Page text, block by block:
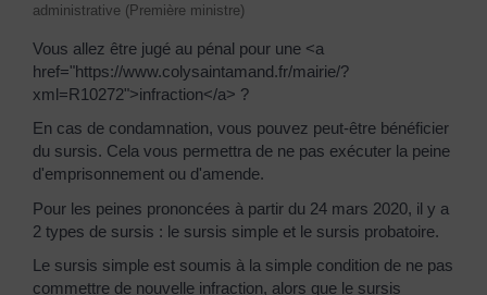
administrative (Première ministre)
Vous allez être jugé au pénal pour une <a
href="https://www.colysaintamand.fr/mairie/?
xml=R10272">infraction</a> ?
En cas de condamnation, vous pouvez peut-être bénéficier
du sursis. Cela vous permettra de ne pas exécuter la peine
d'emprisonnement ou d'amende.
Pour les peines prononcées à partir du 24 mars 2020, il y a
2 types de sursis : le sursis simple et le sursis probatoire.
Le sursis simple est soumis à la simple condition de ne pas
commettre de nouvelle infraction, alors que le sursis